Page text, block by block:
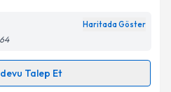
ilişkin
kişisel verilerimin belirtilen
kabul ediyorum.
Haritada Göster
Talep Et